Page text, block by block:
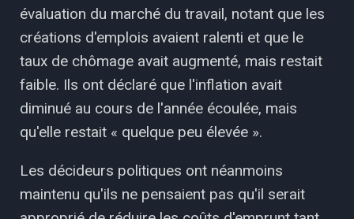
évaluation du marché du travail, notant que les
créations d'emplois avaient ralenti et que le
taux de chômage avait augmenté, mais restait
faible. Ils ont déclaré que l'inflation avait
diminué au cours de l'année écoulée, mais
qu'elle restait « quelque peu élevée ».
Les décideurs politiques ont néanmoins
maintenu qu'ils ne pensaient pas qu'il serait